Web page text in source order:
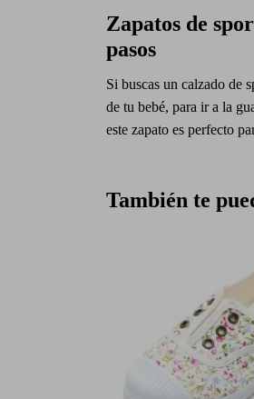
Zapatos de
pasos
Si buscas un calzado de
de tu bebé, para ir a la
este zapato es perfecto
También te